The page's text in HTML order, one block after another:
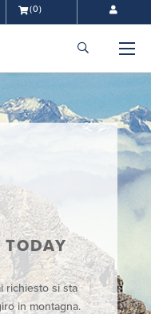
(0)
richiesto si sta
in montagna.